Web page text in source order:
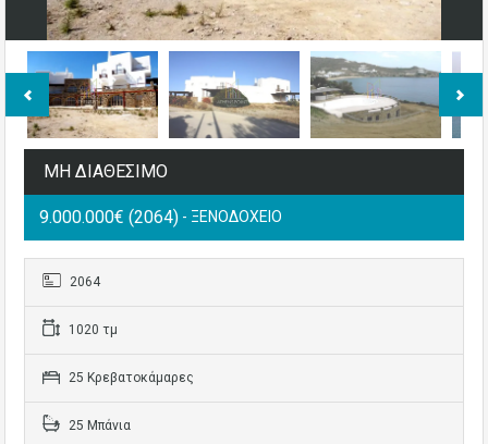
ΜΗ ΔΙΑΘΕΣΙΜΟ
9.000.000€ (2064) - ΞΕΝΟΔΟΧΕΙΟ
2064
1020 τμ
25 Κρεβατοκάμαρες
25 Μπάνια